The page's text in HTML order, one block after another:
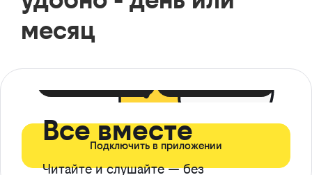
месяц
Все вместе
Читайте и слушайте — без
Подключить в приложении